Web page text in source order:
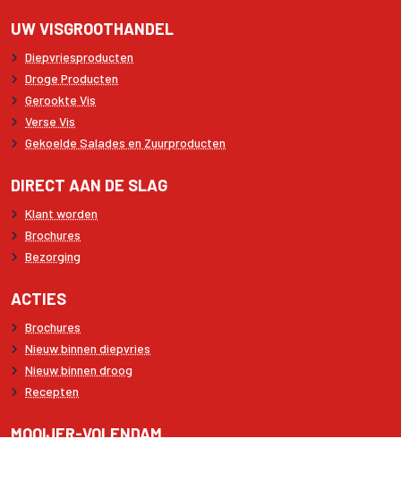
UW VISGROOTHANDEL
Diepvriesproducten
Droge Producten
Gerookte Vis
Verse Vis
Gekoelde Salades en Zuurproducten
DIRECT AAN DE SLAG
Klant worden
Brochures
Bezorging
ACTIES
Brochures
Nieuw binnen diepvries
Nieuw binnen droog
Recepten
MOOIJER-VOLENDAM